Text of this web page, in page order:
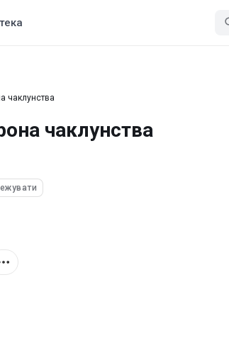
чаклунства
чаклунства